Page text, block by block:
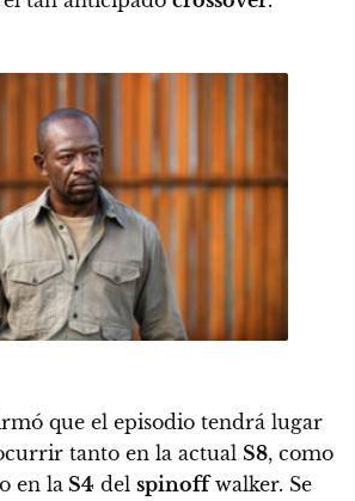
que el episodio tendrá lugar
tanto en la actual S8, como
en la S4 del spinoffwalker. Se